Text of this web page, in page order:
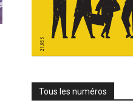
Tous les numéros